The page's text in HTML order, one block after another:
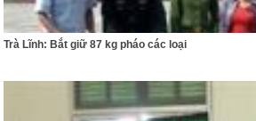
Trà Lĩnh: Bắt giữ 87 kg pháo các loại